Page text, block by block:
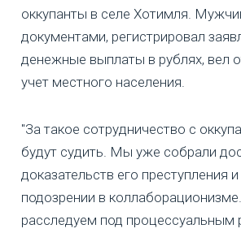
оккупанты в селе Хотимля.
документами, регистрировал
денежные выплаты в рублях, вел
учет местного населения.
"За такое сотрудничество с
будут судить. Мы уже собрали
доказательств его преступления
подозрении в
расследуем под процессуальным